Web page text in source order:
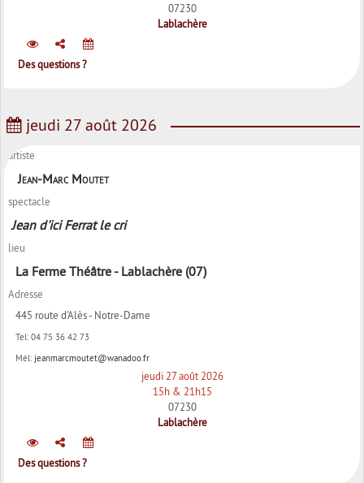
07230
Lablachère
Des questions ?
jeudi 27 août 2026
artiste
Jean-Marc Moutet
spectacle
Jean d'ici Ferrat le cri
lieu
La Ferme Théâtre - Lablachère (07)
Adresse
445 route d'Alès - Notre-Dame
Tel: 04 75 36 42 73
Mél: jeanmarcmoutet@wanadoo.fr
jeudi 27 août 2026
15h & 21h15
07230
Lablachère
Des questions ?